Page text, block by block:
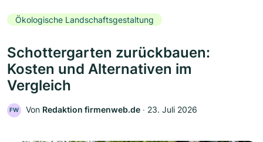
Ökologische Landschaftsgestaltung
Schottergarten zurückbauen:
Kosten und Alternativen im
Vergleich
FW Von Redaktion firmenweb.de ‧ 23. Juli 2026